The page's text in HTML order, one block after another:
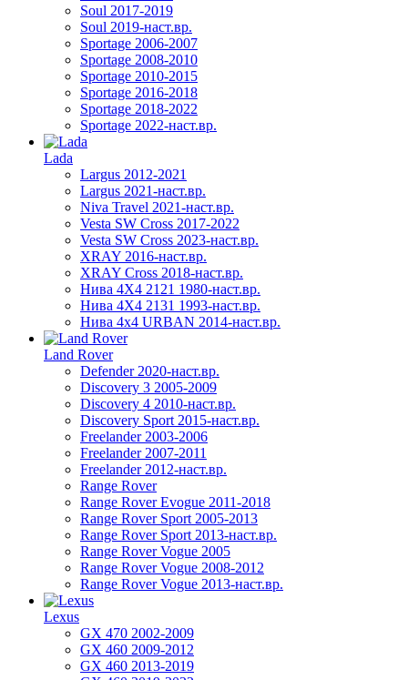
Soul 2017-2019
Soul 2019-наст.вр.
Sportage 2006-2007
Sportage 2008-2010
Sportage 2010-2015
Sportage 2016-2018
Sportage 2018-2022
Sportage 2022-наст.вр.
Lada
Largus 2012-2021
Largus 2021-наст.вр.
Niva Travel 2021-наст.вр.
Vesta SW Cross 2017-2022
Vesta SW Cross 2023-наст.вр.
XRAY 2016-наст.вр.
XRAY Cross 2018-наст.вр.
Нива 4X4 2121 1980-наст.вр.
Нива 4X4 2131 1993-наст.вр.
Нива 4х4 URBAN 2014-наст.вр.
Land Rover
Defender 2020-наст.вр.
Discovery 3 2005-2009
Discovery 4 2010-наст.вр.
Discovery Sport 2015-наст.вр.
Freelander 2003-2006
Freelander 2007-2011
Freelander 2012-наст.вр.
Range Rover
Range Rover Evogue 2011-2018
Range Rover Sport 2005-2013
Range Rover Sport 2013-наст.вр.
Range Rover Vogue 2005
Range Rover Vogue 2008-2012
Range Rover Vogue 2013-наст.вр.
Lexus
GX 470 2002-2009
GX 460 2009-2012
GX 460 2013-2019